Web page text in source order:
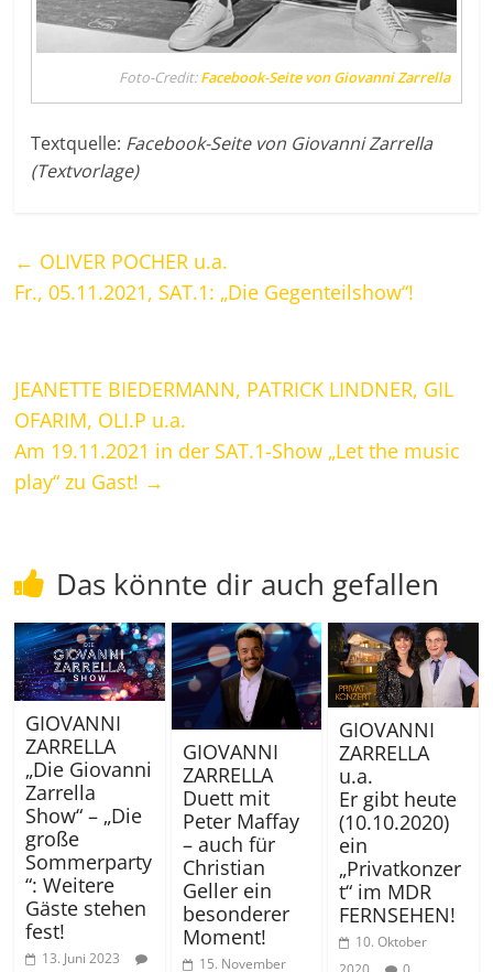
Foto-Credit:Facebook-Seite von Giovanni Zarrella
Textquelle: Facebook-Seite von Giovanni Zarrella
(Textvorlage)
← OLIVER POCHER u.a.
Fr., 05.11.2021, SAT.1: „Die Gegenteilshow“!
JEANETTE BIEDERMANN, PATRICK LINDNER, GIL
OFARIM, OLI.P u.a.
Am 19.11.2021 in der SAT.1-Show „Let the music
play“ zu Gast! →
Das könnte dir auch gefallen
GIOVANNI
ZARRELLA
„Die Giovanni
Zarrella
Show“ – „Die
große
Sommerparty
“: Weitere
Gäste stehen
fest!
13. Juni 2023
GIOVANNI
ZARRELLA
Duett mit
Peter Maffay
– auch für
Christian
Geller ein
besonderer
Moment!
15. November
GIOVANNI
ZARRELLA
u.a.
Er gibt heute
(10.10.2020)
ein
„Privatkonzer
t“ im MDR
FERNSEHEN!
10. Oktober